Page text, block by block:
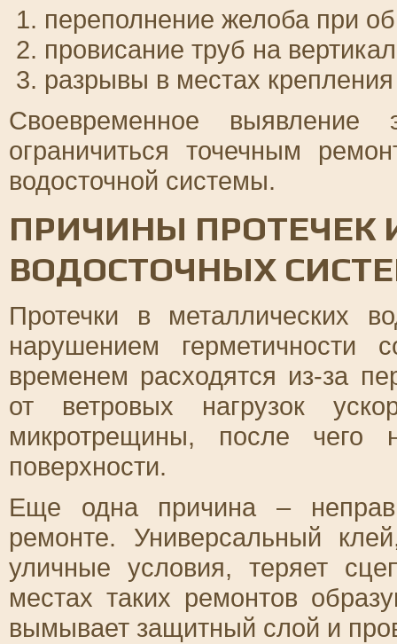
переполнение желоба при
провисание труб на
разрывы в местах
Своевременное выявление
ограничиться точечным
водосточной системы.
ПРИЧИНЫ ПРОТЕЧЕК
ВОДОСТОЧНЫХ
Протечки в металлических
нарушением герметичности
временем расходятся из-за
от ветровых нагрузок
микротрещины, после чего
поверхности.
Еще одна причина –
ремонте. Универсальный
уличные условия, теряет
местах таких ремонтов
вымывает защитный слой и